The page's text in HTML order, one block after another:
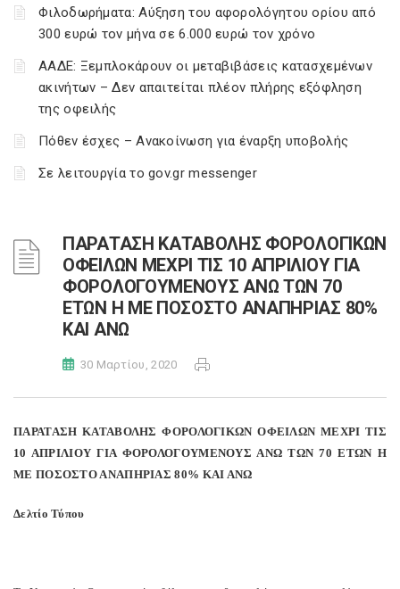
Φιλοδωρήματα: Αύξηση του αφορολόγητου ορίου από
300 ευρώ τον μήνα σε 6.000 ευρώ τον χρόνο
ΑΑΔΕ: Ξεμπλοκάρουν οι μεταβιβάσεις κατασχεμένων
ακινήτων – Δεν απαιτείται πλέον πλήρης εξόφληση
της οφειλής
Πόθεν έσχες – Ανακοίνωση για έναρξη υποβολής
Σε λειτουργία το gov.gr messenger
ΠΑΡΑΤΑΣΗ ΚΑΤΑΒΟΛΗΣ ΦΟΡΟΛΟΓΙΚΩΝ
ΟΦΕΙΛΩΝ ΜΕΧΡΙ ΤΙΣ 10 ΑΠΡΙΛΙΟΥ ΓΙΑ
ΦΟΡΟΛΟΓΟΥΜΕΝΟΥΣ ΑΝΩ ΤΩΝ 70
ΕΤΩΝ Η ΜΕ ΠΟΣΟΣΤΟ ΑΝΑΠΗΡΙΑΣ 80%
ΚΑΙ ΑΝΩ
30 Μαρτίου, 2020
ΠΑΡΑΤΑΣΗ ΚΑΤΑΒΟΛΗΣ ΦΟΡΟΛΟΓΙΚΩΝ ΟΦΕΙΛΩΝ ΜΕΧΡΙ ΤΙΣ
10 ΑΠΡΙΛΙΟΥ ΓΙΑ ΦΟΡΟΛΟΓΟΥΜΕΝΟΥΣ ΑΝΩ ΤΩΝ 70 ΕΤΩΝ Η
ΜΕ ΠΟΣΟΣΤΟ ΑΝΑΠΗΡΙΑΣ 80% ΚΑΙ ΑΝΩ
Δελτίο Τύπου